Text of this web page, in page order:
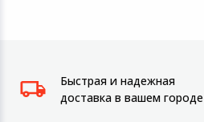
Быстрая и надежная
доставка в вашем городе